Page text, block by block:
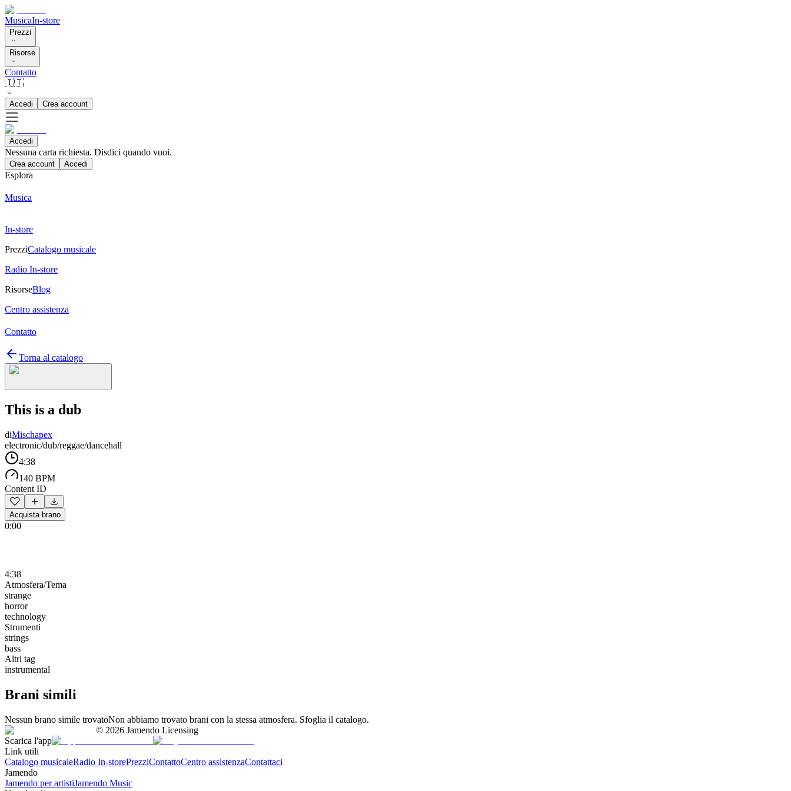
MusicaIn-store
Prezzi
Risorse
Contatto
🇮🇹
Accedi Crea account
Accedi
Nessuna carta richiesta. Disdici quando vuoi.
Crea account Accedi
Esplora
Musica
In-store
PrezziCatalogo musicale
Radio In-store
RisorseBlog
Centro assistenza
Contatto
Torna al catalogo
This is a dub
diMischapex
electronic/dub/reggae/dancehall
4:38
140 BPM
Content ID
Acquista brano
0:00
4:38
Atmosfera/Tema
strange
horror
technology
Strumenti
strings
bass
Altri tag
instrumental
Brani simili
Nessun brano simile trovatoNon abbiamo trovato brani con la stessa atmosfera. Sfoglia il catalogo.
© 2026 Jamendo Licensing
Scarica l'app
Link utili
Catalogo musicaleRadio In-storePrezziContattoCentro assistenzaContattaci
Jamendo
Jamendo per artistiJamendo Music